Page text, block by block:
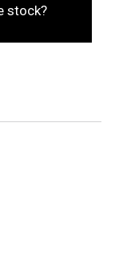
stock?